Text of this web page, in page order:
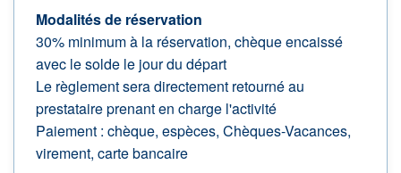
Modalités de réservation
30% minimum à la réservation, chèque encaissé
avec le solde le jour du départ
Le règlement sera directement retourné au
prestataire prenant en charge l'activité
Paiement : chèque, espèces, Chèques-Vacances,
virement, carte bancaire